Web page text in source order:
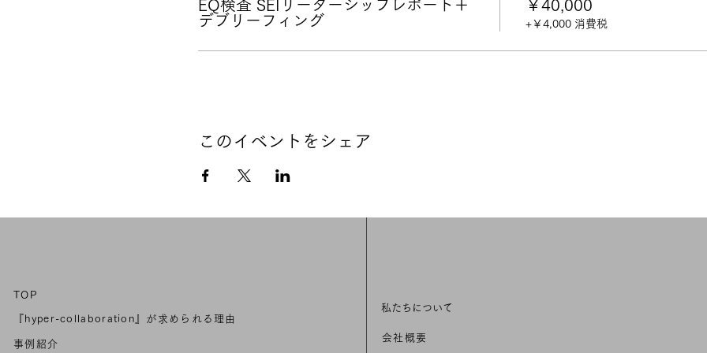
お申込
SEI受検
SEIは、自分らしい生き方や働き方を築いていくために、世界中で活用されているEQアセ
アセスメント受検後お手元に届く、
なEQモデルである
表示されています。
SEIリーダーシップレポートには、各EQコンピテンシーの開発指針や、サクセスファクタ
ています。日々の生活やビジネスにおいて、あなたらしく活動するためのEQ開発のヒン
EQ検査 SEIリーダーシップレポート＋
デブリーフィング
￥40,000
+￥4,000 消費税
このイベントをシェア
TOP
『hyper-collaboration』が求められる理由
事例紹介
私たちについて
会社概要